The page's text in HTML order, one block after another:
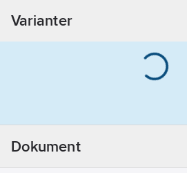
Varianter
Dokument